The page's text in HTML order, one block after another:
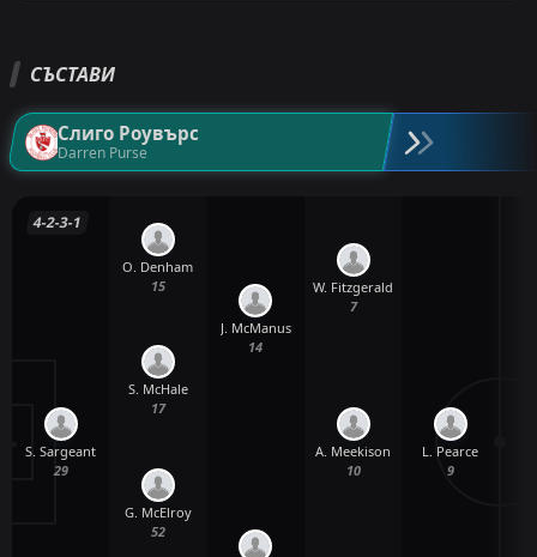
СЪСТАВИ
Слиго Роувърс
Darren Purse
4-2-3-1
S. Sargeant
29
G. McElroy
52
S. McHale
17
O. Denham
15
J. McManus
14
A. Meekison
10
W. Fitzgerald
7
L. Pearce
9